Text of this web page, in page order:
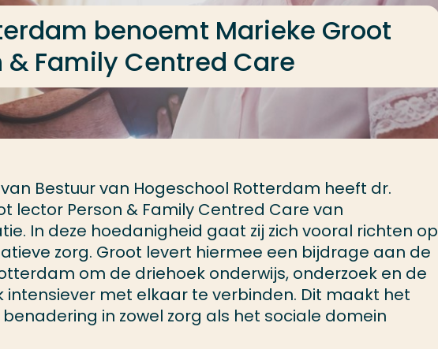
benoemt Marieke Groot
Family Centred Care
van Bestuur van Hogeschool Rotterdam heeft dr.
lector Person & Family Centred Care van
In deze hoedanigheid gaat zij zich vooral richten op
zorg. Groot levert hiermee een bijdrage aan de
om de driehoek onderwijs, onderzoek en de
met elkaar te verbinden. Dit maakt het
in zowel zorg als het sociale domein